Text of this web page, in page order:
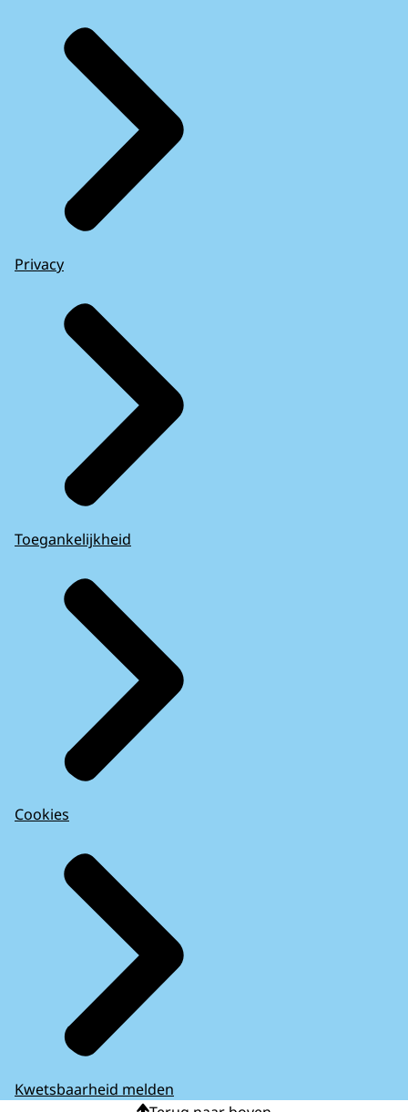
Privacy
Toegankelijkheid
Cookies
Kwetsbaarheid melden